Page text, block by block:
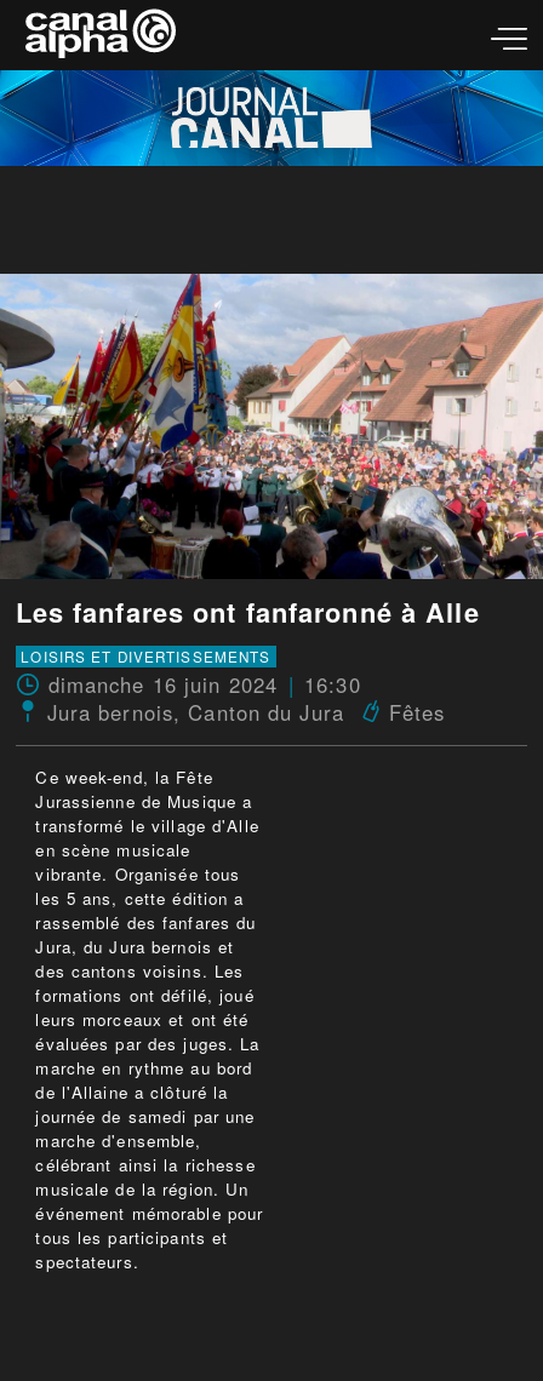
Les fanfares ont fanfaronné à Alle
LOISIRS ET DIVERTISSEMENTS
dimanche 16 juin 2024
16:30
Jura bernois, Canton du Jura Fêtes
Ce week-end, la Fête
Jurassienne de Musique a
transformé le village d'Alle
en scène musicale
vibrante. Organisée tous
les 5 ans, cette édition a
rassemblé des fanfares du
Jura, du Jura bernois et
des cantons voisins. Les
formations ont défilé, joué
leurs morceaux et ont été
évaluées par des juges. La
marche en rythme au bord
de l'Allaine a clôturé la
journée de samedi par une
marche d'ensemble,
célébrant ainsi la richesse
musicale de la région. Un
événement mémorable pour
tous les participants et
spectateurs.